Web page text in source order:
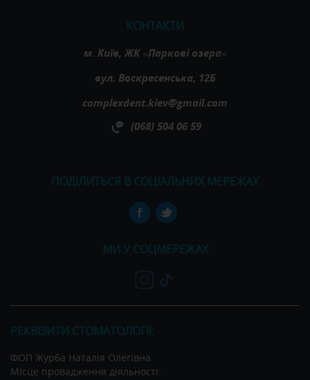
КОНТАКТИ
м. Київ, ЖК «Паркові озера»
вул. Воскресенська, 12Б
complexdent.kiev@gmail.com
(068) 504 06 59
ПОДІЛИТЬСЯ В СОЦІАЛЬНИХ МЕРЕЖАХ
МИ У СОЦМЕРЕЖАХ
РЕКВІЗИТИ СТОМАТОЛОГІЇ:
ФОП Журба Наталія Олегівна
Місце провадження діяльності: